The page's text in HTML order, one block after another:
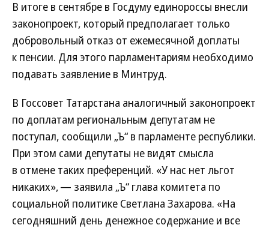
В итоге в сентябре в Госдуму единороссы внесли
законопроект, который предполагает только
добровольный отказ от ежемесячной доплаты
к пенсии. Для этого парламентариям необходимо
подавать заявление в Минтруд.
В Госсовет Татарстана аналогичный законопроект
по доплатам региональным депутатам не
поступал, сообщили „Ъ“ в парламенте республики.
При этом сами депутаты не видят смысла
в отмене таких преференций. «У нас нет льгот
никаких», — заявила „Ъ“ глава комитета по
социальной политике Светлана Захарова. «На
сегодняшний день денежное содержание и все